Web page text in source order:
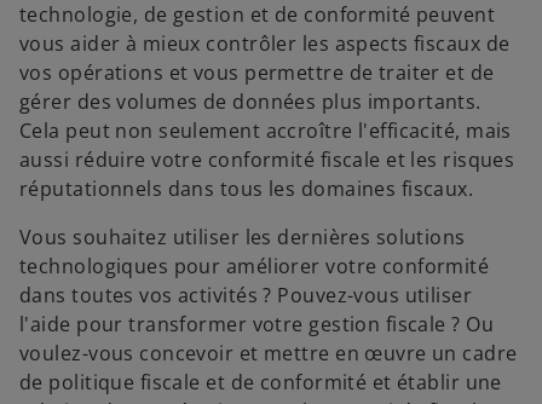
technologie, de gestion et de conformité peuvent
vous aider à mieux contrôler les aspects fiscaux de
vos opérations et vous permettre de traiter et de
gérer des volumes de données plus importants.
Cela peut non seulement accroître l'efficacité, mais
aussi réduire votre conformité fiscale et les risques
réputationnels dans tous les domaines fiscaux.
Vous souhaitez utiliser les dernières solutions
technologiques pour améliorer votre conformité
dans toutes vos activités ? Pouvez-vous utiliser
l'aide pour transformer votre gestion fiscale ? Ou
voulez-vous concevoir et mettre en œuvre un cadre
de politique fiscale et de conformité et établir une